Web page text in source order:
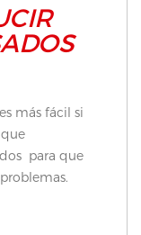
es más fácil si
para que